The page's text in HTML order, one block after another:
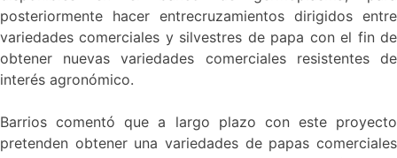
posteriormente hacer entrecruzamientos dirigidos entre
variedades comerciales y silvestres de papa con el fin de
obtener nuevas variedades comerciales resistentes de
interés agronómico.
Barrios comentó que a largo plazo con este proyecto
pretenden obtener una variedades de papas comerciales